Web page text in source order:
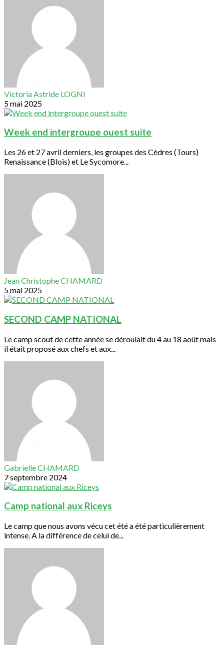
Victoria Astride LOGNI
5 mai 2025
Week end intergroupe ouest suite
Les 26 et 27 avril derniers, les groupes des Cèdres (Tours)
Renaissance (Blois) et Le Sycomore...
Jean Christophe CHAMARD
5 mai 2025
SECOND CAMP NATIONAL
Le camp scout de cette année se déroulait du 4 au 18 août mais
il était proposé aux chefs et aux...
Gabrielle CHAMARD
7 septembre 2024
Camp national aux Riceys
Le camp que nous avons vécu cet été a été particulièrement
intense. A la différence de celui de...